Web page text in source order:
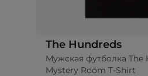
The Hundreds
Мужская футболка The
Mystery Room T-Shirt